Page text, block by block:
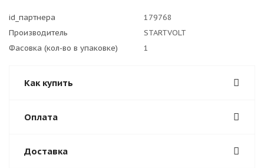
id_партнера
179768
Производитель
STARTVOLT
Фасовка (кол-во в упаковке)
1
Как купить
Оплата
Доставка